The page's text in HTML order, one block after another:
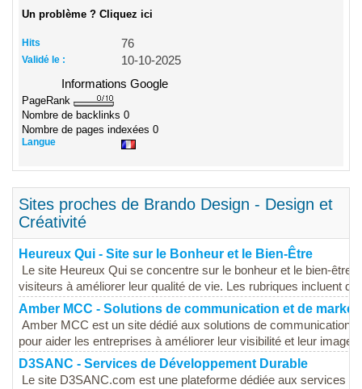
Un problème ? Cliquez ici
Hits 76
Validé le :
10-10-2025
Informations Google
PageRank
Nombre de backlinks 0
Nombre de pages indexées 0
Langue
Sites proches de Brando Design - Design et
Créativité
Heureux Qui - Site sur le Bonheur et le Bien-Être
Le site Heureux Qui se concentre sur le bonheur et le bien-
visiteurs à améliorer leur qualité de vie. Les rubriques incluent
Amber MCC - Solutions de communication et de
Amber MCC est un site dédié aux solutions de communication
pour aider les entreprises à améliorer leur visibilité et leur image
D3SANC - Services de Développement Durable
Le site D3SANC.com est une plateforme dédiée aux services